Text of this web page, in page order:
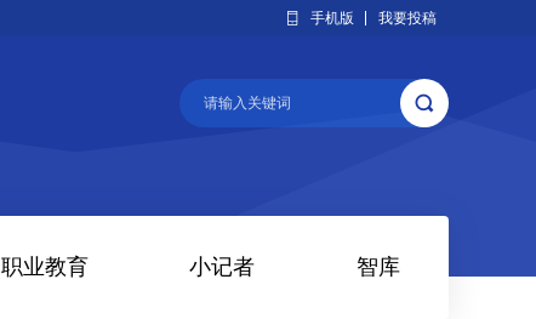
手机版 我要投稿
职业教育 小记者 智库